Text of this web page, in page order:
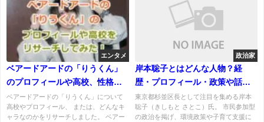
エンタメ
ベアードアードの「りうくん」
のプロフィールや高校、性格
（キャラ）などをリサーチして
みた！
ベアードアードの「りうくん」について
高校やプロフィール、 または、どんなキ
ャラなのかをリサーチしました。 ベアー
政治家
岸本聡子とはどんな人物？経
歴・プロフィール・政策や話題
をわかりやすく解説
東京都杉並区長として注目を集める岸本
聡子（きしもと さとこ）氏。 市民参加型
の政治を掲げ、環境政策や子育て支援に